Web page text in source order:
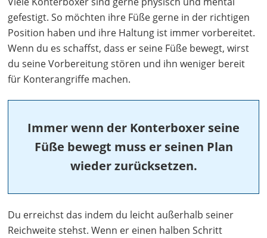
gefestigt. So möchten ihre Füße gerne in der richtigen
Position haben und ihre Haltung ist immer vorbereitet.
Wenn du es schaffst, dass er seine Füße bewegt, wirst
du seine Vorbereitung stören und ihn weniger bereit
für Konterangriffe machen.
Immer wenn der Konterboxer seine
Füße bewegt muss er seinen Plan
wieder zurücksetzen.
Du erreichst das indem du leicht außerhalb seiner
Reichweite stehst. Wenn er einen halben Schritt